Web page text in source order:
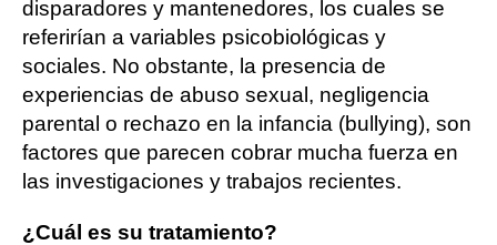
disparadores y mantenedores, los cuales se
referirían a variables psicobiológicas y
sociales. No obstante, la presencia de
experiencias de abuso sexual, negligencia
parental o rechazo en la infancia (bullying), son
factores que parecen cobrar mucha fuerza en
las investigaciones y trabajos recientes.
¿Cuál es su tratamiento?